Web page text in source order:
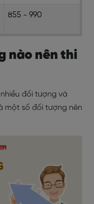
855 - 990
nào nên thi
đối tượng và
một số đối tượng nên